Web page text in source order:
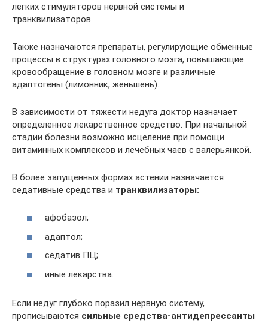
легких стимуляторов нервной системы и
транквилизаторов.
Также назначаются препараты, регулирующие обменные
процессы в структурах головного мозга, повышающие
кровообращение в головном мозге и различные
адаптогены (лимонник, женьшень).
В зависимости от тяжести недуга доктор назначает
определенное лекарственное средство. При начальной
стадии болезни возможно исцеление при помощи
витаминных комплексов и лечебных чаев с валерьянкой.
В более запущенных формах астении назначается
седативные средства и транквилизаторы:
афобазол;
адаптол;
седатив ПЦ;
иные лекарства.
Если недуг глубоко поразил нервную систему,
прописываются сильные средства-антидепрессанты